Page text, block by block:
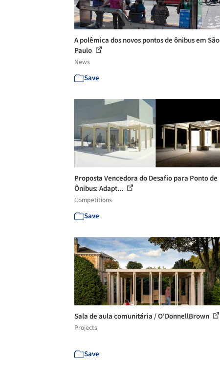
A polêmica dos novos pontos de ônibus em São
Paulo
News
Save
Proposta Vencedora do Desafio para Ponto de
Ônibus: Adapt...
Competitions
Save
Sala de aula comunitária / O'DonnellBrown
Projects
Save